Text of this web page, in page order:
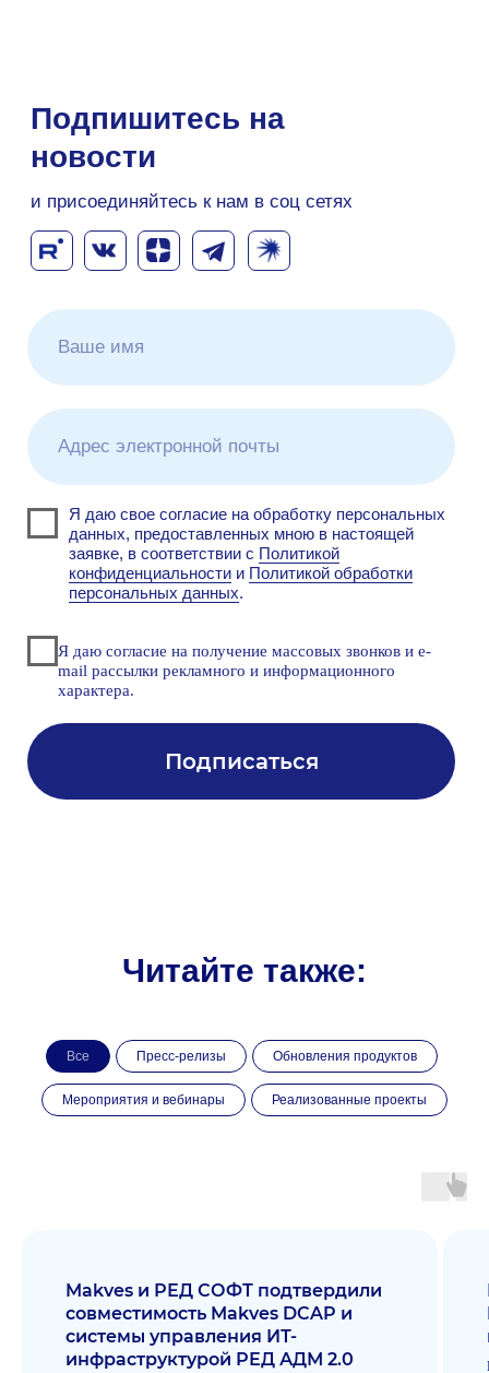
Читайте также:
Все Пресс-релизы Обновления продуктов
Мероприятия и вебинары Реализованные проекты
Makves и РЕД СОФТ подтвердили
совместимость Makves DCAP и
системы управления ИТ-
инфраструктурой РЕД АДМ 2.0
Узнайте больше о
решениях Makves
Обеспечение целостности,
доступности и защиты
корпоративной информации
Аудит корпоративной
почты
Защита конфиденциальной